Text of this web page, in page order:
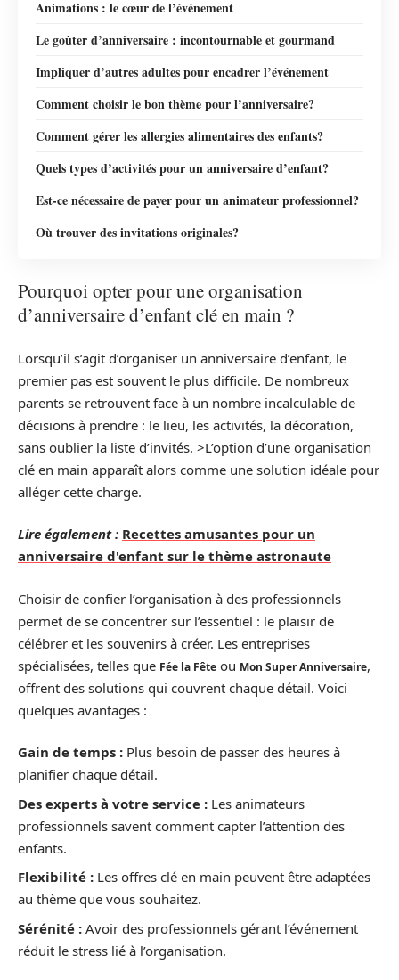
Animations : le cœur de l’événement
Le goûter d’anniversaire : incontournable et gourmand
Impliquer d’autres adultes pour encadrer l’événement
Comment choisir le bon thème pour l’anniversaire?
Comment gérer les allergies alimentaires des enfants?
Quels types d’activités pour un anniversaire d’enfant?
Est-ce nécessaire de payer pour un animateur professionnel?
Où trouver des invitations originales?
Pourquoi opter pour une organisation
d’anniversaire d’enfant clé en main ?
Lorsqu’il s’agit d’organiser un anniversaire d’enfant, le
premier pas est souvent le plus difficile. De nombreux
parents se retrouvent face à un nombre incalculable de
décisions à prendre : le lieu, les activités, la décoration,
sans oublier la liste d’invités. >L’option d’une organisation
clé en main apparaît alors comme une solution idéale pour
alléger cette charge.
Lire également : Recettes amusantes pour un
anniversaire d'enfant sur le thème astronaute
Choisir de confier l’organisation à des professionnels
permet de se concentrer sur l’essentiel : le plaisir de
célébrer et les souvenirs à créer. Les entreprises
spécialisées, telles que Fée la Fête ou Mon Super Anniversaire,
offrent des solutions qui couvrent chaque détail. Voici
quelques avantages :
Gain de temps : Plus besoin de passer des heures à
planifier chaque détail.
Des experts à votre service : Les animateurs
professionnels savent comment capter l’attention des
enfants.
Flexibilité : Les offres clé en main peuvent être adaptées
au thème que vous souhaitez.
Sérénité : Avoir des professionnels gérant l’événement
réduit le stress lié à l’organisation.